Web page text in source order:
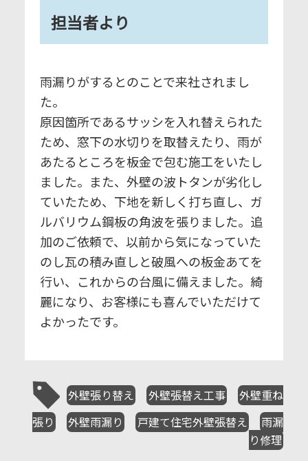
担当者より
雨漏りがするとのことで来社されまし
た。
原因箇所であるサッシを入れ替えられた
ため、窓下の水切りを取替えたり、雨が
あたるところを板金で包む施工をいたし
ました。また、外壁の波トタンが劣化し
ていたため、下地を新しく打ち直し、ガ
ルバリウム鋼板の角波を張りました。追
加のご依頼で、以前から気になっていた
のし瓦の積み直しと破風への板金あてを
行い、これからの台風に備えました。綺
麗になり、お客様にも喜んでいただけて
よかったです。
外壁張り替え 外壁張替え工事
外壁重ね
張り
外壁雨漏り 戸建て住宅外壁張替え
雨漏
り修理